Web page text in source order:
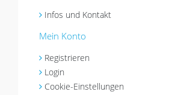
Infos und Kontakt
Mein Konto
Registrieren
Login
Cookie-Einstellungen